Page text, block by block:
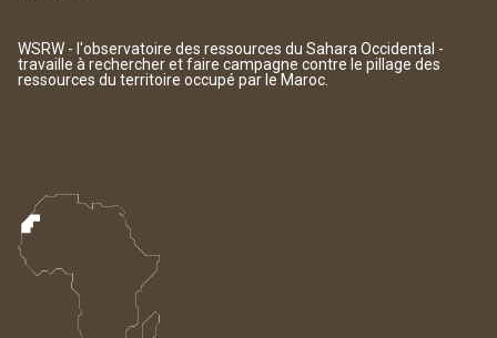
WSRW - l'observatoire des ressources du Sahara Occidental -
travaille à rechercher et faire campagne contre le pillage des
ressources du territoire occupé par le Maroc.